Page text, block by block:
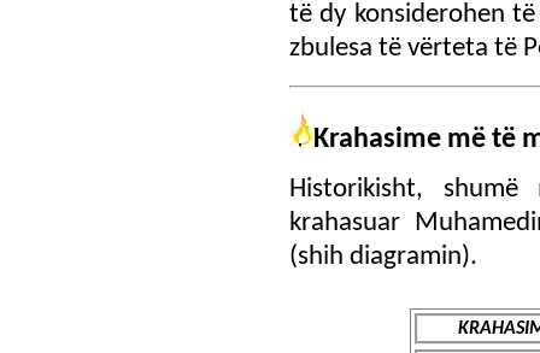
të dy konsiderohen
zbulesa të vërteta të
Krahasime më të
Historikisht,
krahasuar
(shih diagramin).